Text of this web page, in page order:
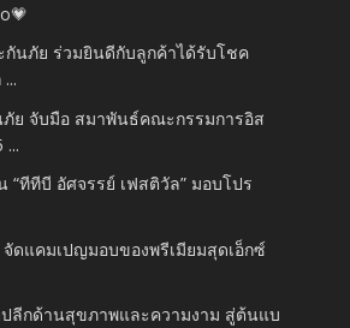
นภัย ร่วมยินดีกับลูกค้าได้รับโชค
ย จับมือ สมาพันธ์คณะกรรมการอิส
...
“ทีทีบี อัศจรรย์ เฟสติวัล” มอบโปร
ดแคมเปญมอบของพรีเมียมสุดเอ็กซ์
ลีกด้านสุขภาพและความงาม สู่ต้นแบ